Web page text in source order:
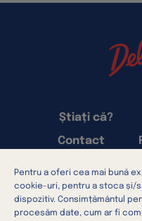
Pentru a oferi cea mai bună
cookie-uri, pentru a stoca și/
dispozitiv. Consimțământul
procesăm date, cum ar fi
Știați că?
Contact